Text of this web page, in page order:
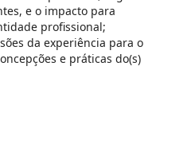
e o impacto para
profissional;
da experiência para o
e práticas do(s)